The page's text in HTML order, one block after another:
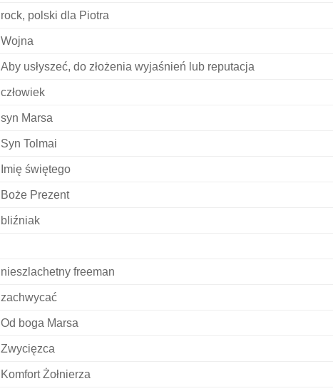
rock, polski dla Piotra
Wojna
Aby usłyszeć, do złożenia wyjaśnień lub reputacja
człowiek
syn Marsa
Syn Tolmai
Imię świętego
Boże Prezent
bliźniak
nieszlachetny freeman
zachwycać
Od boga Marsa
Zwycięzca
Komfort Żołnierza